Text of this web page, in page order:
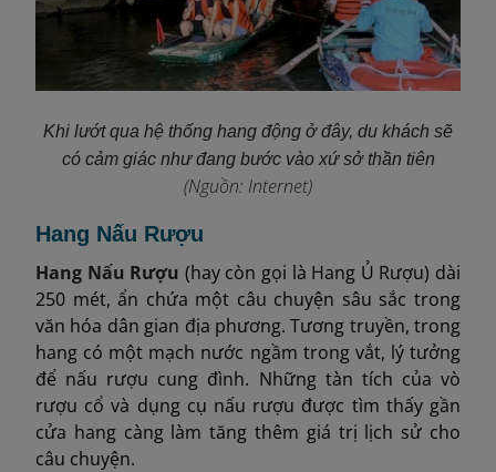
Khi lướt qua hệ thống hang động ở đây, du khách sẽ
có cảm giác như đang bước vào xứ sở thần tiên
(Nguồn: Internet)
Hang Nấu Rượu
Hang Nấu Rượu (hay còn gọi là Hang Ủ Rượu) dài
250 mét, ẩn chứa một câu chuyện sâu sắc trong
văn hóa dân gian địa phương. Tương truyền, trong
hang có một mạch nước ngầm trong vắt, lý tưởng
để nấu rượu cung đình. Những tàn tích của vò
rượu cổ và dụng cụ nấu rượu được tìm thấy gần
cửa hang càng làm tăng thêm giá trị lịch sử cho
câu chuyện.